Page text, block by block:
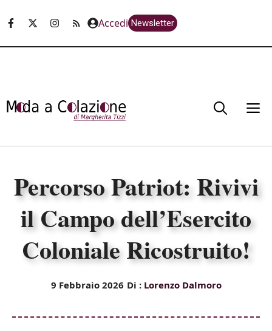
Accedi Newsletter
Percorso Patriot: Rivivi
il Campo dell’Esercito
Coloniale Ricostruito!
9 Febbraio 2026 Di : Lorenzo Dalmoro